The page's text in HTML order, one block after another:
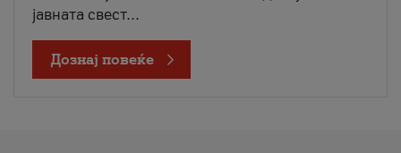
јавната свест...
Дознај повеќе